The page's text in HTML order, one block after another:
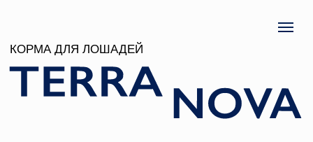
Ингредиенты, выращенные на собственной